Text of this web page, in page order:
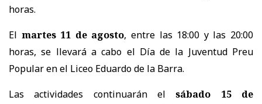
horas.
El martes 11 de agosto, entre las 18:00 y las 20:00
horas, se llevará a cabo el Día de la Juventud Preu
Popular en el Liceo Eduardo de la Barra.
Las actividades continuarán el
sábado 15 de